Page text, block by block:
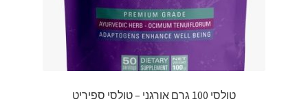
טולסי 100 גרם אורגני – טולסי ספיריט